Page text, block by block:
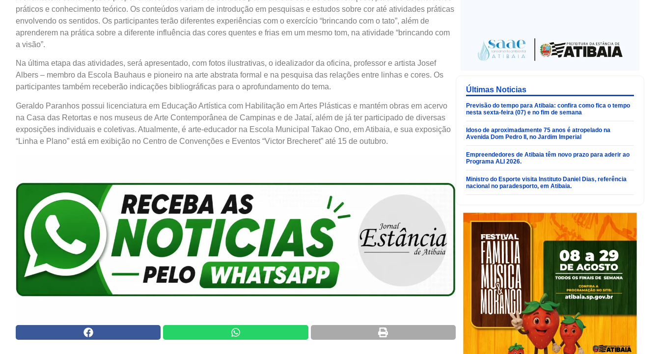
práticos e conhecimento teórico. Os conteúdos variam de introdução em pesquisas e estudos sobre cor até atividades práticas
envolvendo os sentidos. Os participantes terão diferentes experiências com o exercício “brincando com o tato”, além de
aprenderem na prática sobre a diferente influência das cores quentes e frias em um mesmo tom, na atividade “brincando com
a visão”.
Na última etapa das atividades, será apresentado, com fotos ilustrativas, o idealizador da oficina, professor e artista Josef
Albers – membro da Escola Bauhaus e pioneiro na arte abstrata formal e na pesquisa das relações entre linhas e cores. Os
participantes também receberão indicações bibliográficas para o aprofundamento do tema.
Geraldo Paranhos possui licenciatura em Educação Artística com Habilitação em Artes Plásticas e mantém obras em acervo
na Casa das Retortas e nos museus de Arte Contemporânea de Campinas e de Jataí, além de já ter participado de diversas
exposições individuais e coletivas. Atualmente, é arte-educador na Escola Municipal Takao Ono, em Atibaia, e sua exposição
“Linha e Plano” está em exibição no Centro de Convenções e Eventos “Victor Brecheret” até 15 de outubro.
Últimas Noticias
Previsão do tempo para Atibaia: confira como fica o tempo
nesta sexta-feira (07) e no fim de semana
Idoso de aproximadamente 75 anos é atropelado na
Avenida Dom Pedro II, no Jardim Imperial
Empreendedores de Atibaia têm novo prazo para aderir ao
Programa ALI 2026.
Ministro do Esporte visita Instituto Daniel Dias, referência
nacional no paradesporto, em Atibaia.